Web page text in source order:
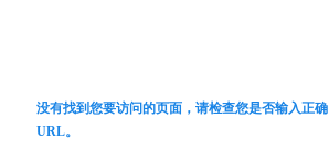
没有找到您要访问的页面，请检查您是否输入正确
URL。